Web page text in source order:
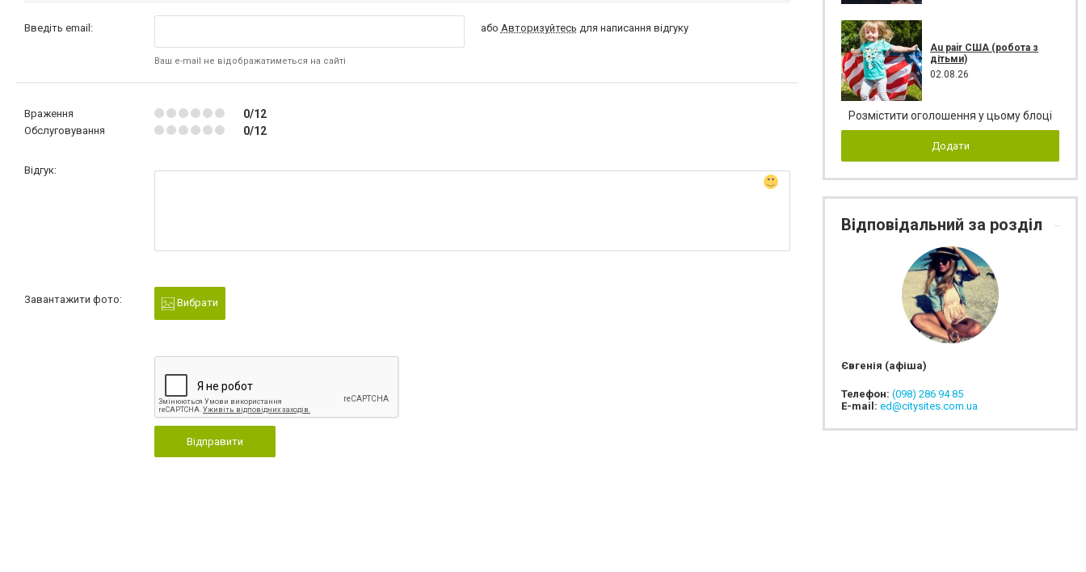
Введіть email:
Ваш e-mail не відображатиметься на сайті
або Авторизуйтесь для написання відгуку
Враження 0/12
Обслуговування 0/12
Відгук:
Завантажити фото: Вибрати
Відправити
Au pair США (робота з
дітьми)
02.08.26
Розмістити оголошення у цьому блоці
Додати
Відповідальний за розділ
Євгенія (афіша)
Телефон: (098) 286 94 85
E-mail: ed@citysites.com.ua